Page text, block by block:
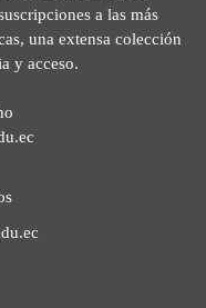
a las más
una extensa colección
y acceso.